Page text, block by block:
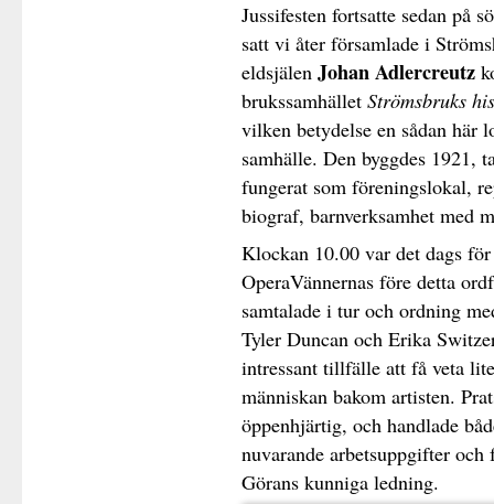
Jussifesten fortsatte sedan på
satt vi åter församlade i
eldsjälen Johan Adlercreutz
brukssamhället Strömsbruks
vilken betydelse en sådan här
samhälle. Den byggdes 1921,
fungerat som föreningslokal,
biograf, barnverksamhet med
Klockan 10.00 var det dags
OperaVännernas före detta
samtalade i tur och ordning
Tyler Duncan och Erika
intressant tillfälle att få veta
människan bakom artisten.
öppenhjärtig, och handlade
nuvarande arbetsuppgifter
Görans kunniga ledning.